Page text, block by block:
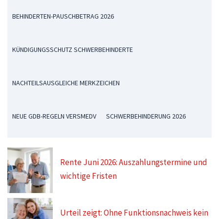
BEHINDERTEN-PAUSCHBETRAG 2026
KÜNDIGUNGSSCHUTZ SCHWERBEHINDERTE
NACHTEILSAUSGLEICHE MERKZEICHEN
NEUE GDB-REGELN VERSMEDV SCHWERBEHINDERUNG 2026
Rente Juni 2026: Auszahlungstermine und
wichtige Fristen
Urteil zeigt: Ohne Funktionsnachweis kein